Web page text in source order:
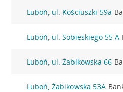
Luboń, ul. Kościuszki 59a
Luboń, ul. Sobieskiego 55 A
Luboń, ul. Żabikowska 66
Luboń, Żabikowska 53A